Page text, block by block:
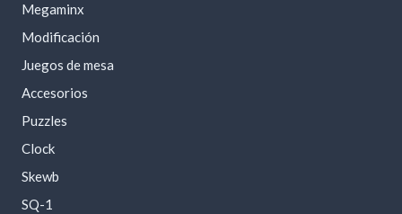
Megaminx
Modificación
Juegos de mesa
Accesorios
Puzzles
Clock
Skewb
SQ-1